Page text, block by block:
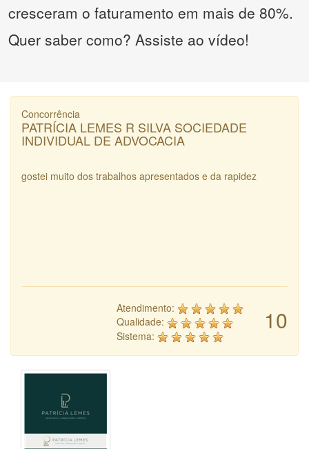
cresceram o faturamento em mais de 80%.
Quer saber como? Assiste ao vídeo!
Concorrência
PATRÍCIA LEMES R SILVA SOCIEDADE
INDIVIDUAL DE ADVOCACIA
gostei muito dos trabalhos apresentados e da rapidez
10
Atendimento:
Qualidade:
Sistema: